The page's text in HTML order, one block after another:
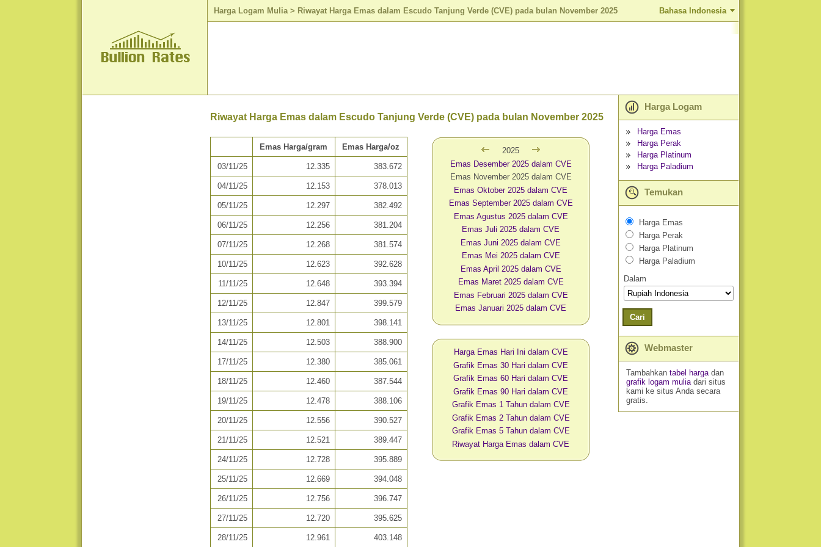
Harga Logam Mulia > Riwayat Harga Emas dalam Escudo Tanjung Verde (CVE) pada bulan November 2025 Bahasa Indonesia
Riwayat Harga Emas dalam Escudo Tanjung Verde (CVE) pada bulan November 2025
Emas Harga/gram Emas Harga/oz
03/11/25 12.335 383.672
04/11/25 12.153 378.013
05/11/25 12.297 382.492
06/11/25 12.256 381.204
07/11/25 12.268 381.574
10/11/25 12.623 392.628
11/11/25 12.648 393.394
12/11/25 12.847 399.579
13/11/25 12.801 398.141
14/11/25 12.503 388.900
17/11/25 12.380 385.061
18/11/25 12.460 387.544
19/11/25 12.478 388.106
20/11/25 12.556 390.527
21/11/25 12.521 389.447
24/11/25 12.728 395.889
25/11/25 12.669 394.048
26/11/25 12.756 396.747
27/11/25 12.720 395.625
28/11/25 12.961 403.148
2025
Emas Desember 2025 dalam CVE
Emas November 2025 dalam CVE
Emas Oktober 2025 dalam CVE
Emas September 2025 dalam CVE
Emas Agustus 2025 dalam CVE
Emas Juli 2025 dalam CVE
Emas Juni 2025 dalam CVE
Emas Mei 2025 dalam CVE
Emas April 2025 dalam CVE
Emas Maret 2025 dalam CVE
Emas Februari 2025 dalam CVE
Emas Januari 2025 dalam CVE
Harga Emas Hari Ini dalam CVE
Grafik Emas 30 Hari dalam CVE
Grafik Emas 60 Hari dalam CVE
Grafik Emas 90 Hari dalam CVE
Grafik Emas 1 Tahun dalam CVE
Grafik Emas 2 Tahun dalam CVE
Grafik Emas 5 Tahun dalam CVE
Riwayat Harga Emas dalam CVE
Harga Logam
Harga Emas
Harga Perak
Harga Platinum
Harga Paladium
Temukan
Harga Emas
Harga Perak
Harga Platinum
Harga Paladium
Dalam
Cari
Webmaster
Tambahkan tabel hargadan
grafik logam muliadari situs
kami ke situs Anda secara
gratis.